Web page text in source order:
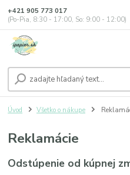
+421 905 773 017
(Po-Pia, 8:30 - 17:00, So: 9:00 - 12:00)
Úvod Všetko o nákupe
Reklamácie
Odstúpenie od kúpnej